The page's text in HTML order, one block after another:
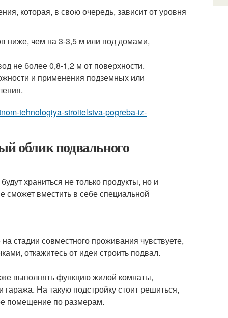
которая, в свою очередь, зависит от уровня
ниже, чем на 3-3,5 м или под домами,
не более 0,8-1,2 м от поверхности.
и применения подземных или
tehnologiya-stroitelstva-pogreba-iz-
облик подвального
храниться не только продукты, но и
вместить в себе специальной
стадии совместного проживания чувствуете,
откажитесь от идеи строить подвал.
выполнять функцию жилой комнаты,
На такую подстройку стоит решиться,
помещение по размерам.